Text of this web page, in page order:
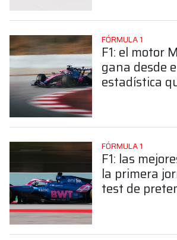
FÓRMULA 1
F1: el motor
gana desde
estadística
FÓRMULA 1
F1: las
la primera
test de